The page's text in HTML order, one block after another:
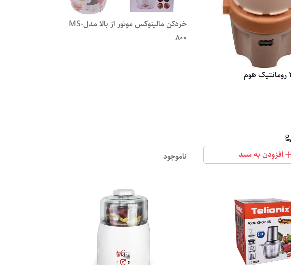
افزودن به سبد
خردکن مالینوکس موتور از بالا مدلMS-
800
ناموجود